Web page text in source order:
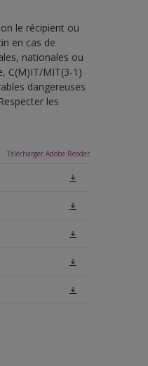
le récipient ou
en cas de
nationales ou
C(M)IT/MIT(3-1)
dangereuses
les
Télécharger Adobe Reader